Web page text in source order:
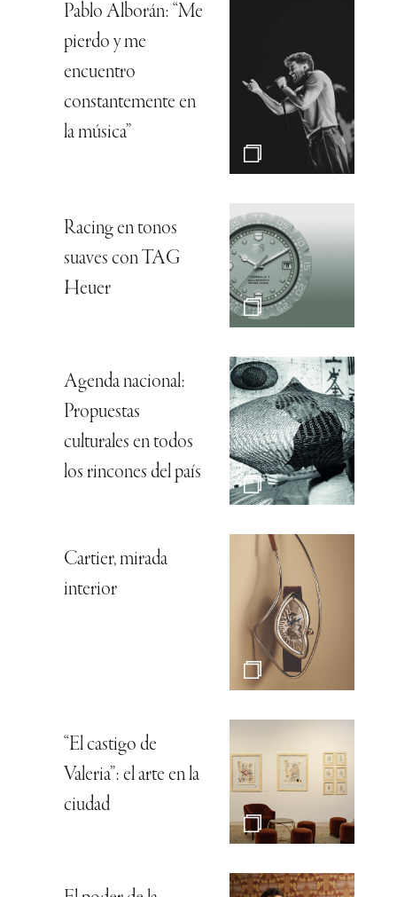
Pablo Alborán: “Me
pierdo y me
encuentro
constantemente en
la música”
Racing en tonos
suaves con TAG
Heuer
Agenda nacional:
Propuestas
culturales en todos
los rincones del país
Cartier, mirada
interior
“El castigo de
Valeria”: el arte en la
ciudad